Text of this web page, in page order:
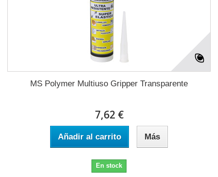
MS Polymer Multiuso Gripper Transparente
7,62 €
Añadir al carrito Más
En stock